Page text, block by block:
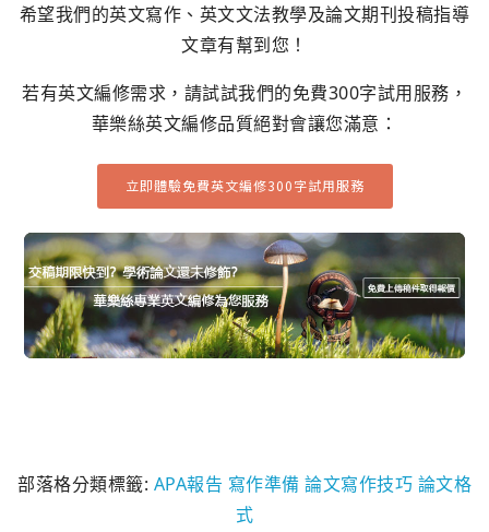
希望我們的英文寫作、英文文法教學及論文期刊投稿指導
文章有幫到您！
若有英文編修需求，請試試我們的免費300字試用服務，
華樂絲英文編修品質絕對會讓您滿意：
立即體驗免費英文編修300字試用服務
部落格分類標籤: APA報告 寫作準備 論文寫作技巧 論文格
式